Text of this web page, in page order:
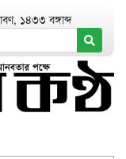
১৪৩৩ বঙ্গাব্দ